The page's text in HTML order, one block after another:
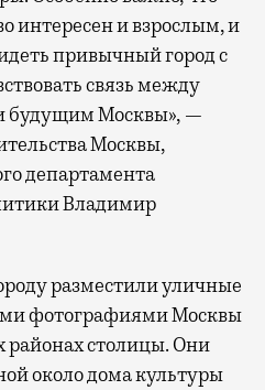
интересен и взрослым, и
привычный город с
связь между
будущим Москвы», —
Москвы,
департамента
Владимир
разместили уличные
фотографиями Москвы
районах столицы. Они
около дома культуры